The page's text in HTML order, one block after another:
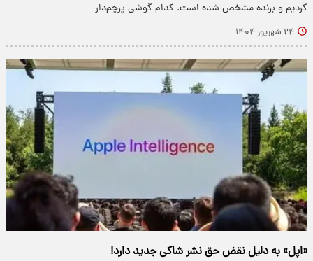
کردیم و برنده مشخص شده است. کدام گوشی پرچم‌دار…
۲۴ شهریور ۱۴۰۴
«اپل» به دلیل نقض حق نشر شاکی جدید دارد!